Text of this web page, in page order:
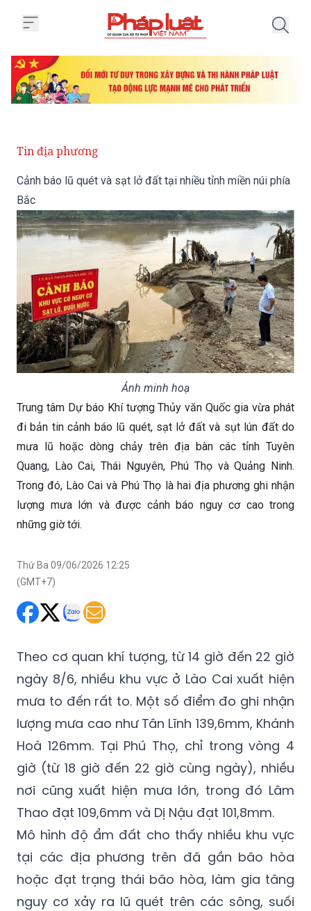
Tin địa phương
Cảnh báo lũ quét và sạt lở đất tại nhiều tỉnh miền núi phía
Bắc
Ảnh minh hoạ
Trung tâm Dự báo Khí tượng Thủy văn Quốc gia vừa phát
đi bản tin cảnh báo lũ quét, sạt lở đất và sụt lún đất do
mưa lũ hoặc dòng chảy trên địa bàn các tỉnh Tuyên
Quang, Lào Cai, Thái Nguyên, Phú Thọ và Quảng Ninh.
Trong đó, Lào Cai và Phú Thọ là hai địa phương ghi nhận
lượng mưa lớn và được cảnh báo nguy cơ cao trong
những giờ tới.
Thứ Ba 09/06/2026 12:25
(GMT+7)
Theo cơ quan khí tượng, từ 14 giờ đến 22 giờ
ngày 8/6, nhiều khu vực ở Lào Cai xuất hiện
mưa to đến rất to. Một số điểm đo ghi nhận
lượng mưa cao như Tân Lĩnh 139,6mm, Khánh
Hoà 126mm. Tại Phú Thọ, chỉ trong vòng 4
giờ (từ 18 giờ đến 22 giờ cùng ngày), nhiều
nơi cũng xuất hiện mưa lớn, trong đó Lâm
Thao đạt 109,6mm và Dị Nậu đạt 101,8mm.
Mô hình độ ẩm đất cho thấy nhiều khu vực
tại các địa phương trên đã gần bão hòa
hoặc đạt trạng thái bão hòa, làm gia tăng
nguy cơ xảy ra lũ quét trên các sông, suối